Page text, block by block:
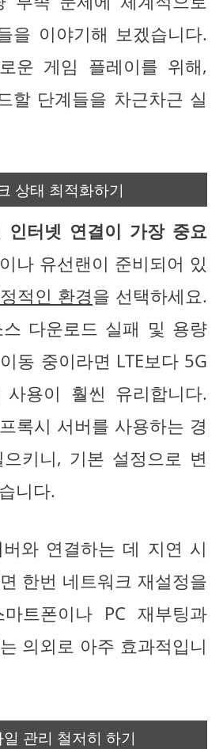
을 이야기해 보겠습니다.
운 게임 플레이를 위해,
할 단계들을 차근차근 실
상태 최적화하기
인터넷 연결이 가장 중요
나 유선랜이 준비되어 있
적인 환경을 선택하세요.
다운로드 실패 및 용량
동 중이라면 LTE보다 5G
사용이 훨씬 유리합니다.
록시 서버를 사용하는 경
키니, 기본 설정으로 변
니다.
와 연결하는 데 지연 시
한번 네트워크 재설정을
트폰이나 PC 재부팅과
의외로 아주 효과적입니
관리 철저히 하기